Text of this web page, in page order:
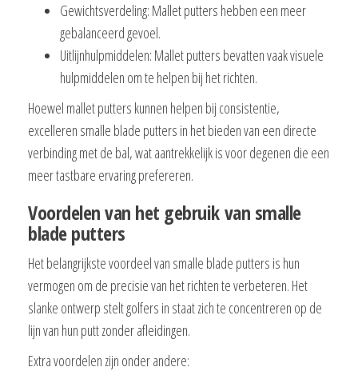
Gewichtsverdeling: Mallet putters hebben een meer
gebalanceerd gevoel.
Uitlijnhulpmiddelen: Mallet putters bevatten vaak visuele
hulpmiddelen om te helpen bij het richten.
Hoewel mallet putters kunnen helpen bij consistentie,
excelleren smalle blade putters in het bieden van een directe
verbinding met de bal, wat aantrekkelijk is voor degenen die een
meer tastbare ervaring prefereren.
Voordelen van het gebruik van smalle
blade putters
Het belangrijkste voordeel van smalle blade putters is hun
vermogen om de precisie van het richten te verbeteren. Het
slanke ontwerp stelt golfers in staat zich te concentreren op de
lijn van hun putt zonder afleidingen.
Extra voordelen zijn onder andere: